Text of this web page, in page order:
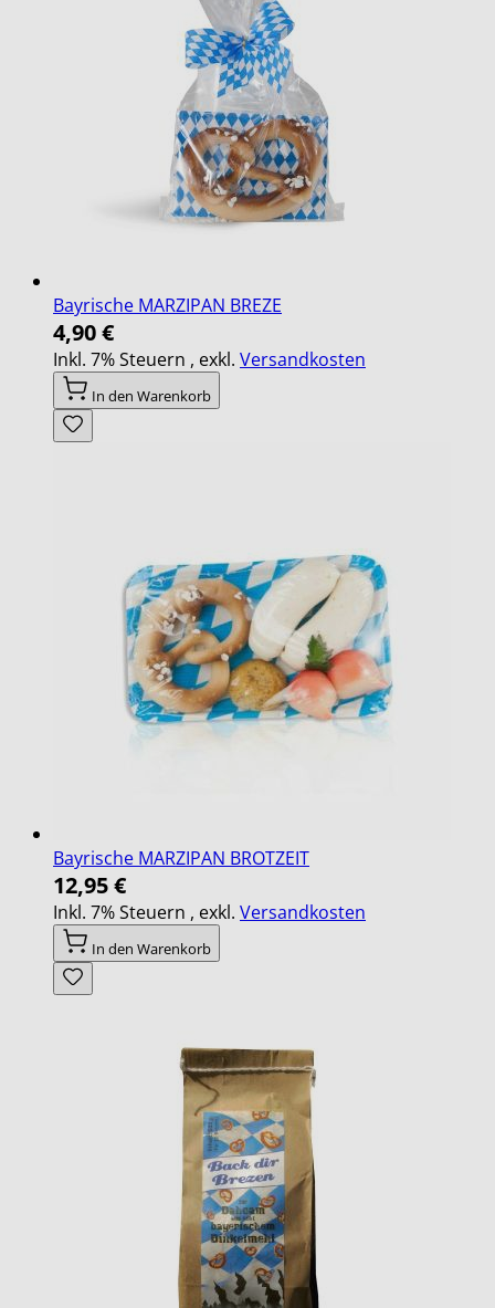
Bayrische MARZIPAN BREZE
4,90 €
Inkl. 7% Steuern , exkl. Versandkosten
In den Warenkorb
Bayrische MARZIPAN BROTZEIT
12,95 €
Inkl. 7% Steuern , exkl. Versandkosten
In den Warenkorb